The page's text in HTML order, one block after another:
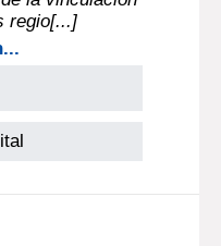
de Uruguay
tanto en
de las
local entre
de la triple
la vinculación